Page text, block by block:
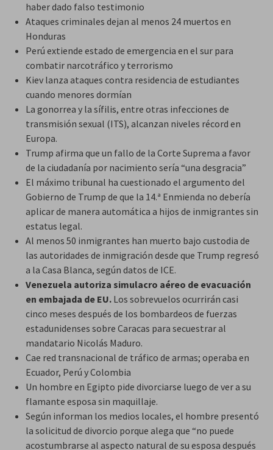
haber dado falso testimonio
Ataques criminales dejan al menos 24 muertos en
Honduras
Perú extiende estado de emergencia en el sur para
combatir narcotráfico y terrorismo
Kiev lanza ataques contra residencia de estudiantes
cuando menores dormían
La gonorrea y la sífilis, entre otras infecciones de
transmisión sexual (ITS), alcanzan niveles récord en
Europa.
Trump afirma que un fallo de la Corte Suprema a favor
de la ciudadanía por nacimiento sería “una desgracia”
El máximo tribunal ha cuestionado el argumento del
Gobierno de Trump de que la 14.ª Enmienda no debería
aplicar de manera automática a hijos de inmigrantes sin
estatus legal.
Al menos 50 inmigrantes han muerto bajo custodia de
las autoridades de inmigración desde que Trump regresó
a la Casa Blanca, según datos de ICE.
Venezuela autoriza simulacro aéreo de evacuación
en embajada de EU.Los sobrevuelos ocurrirán casi
cinco meses después de los bombardeos de fuerzas
estadunidenses sobre Caracas para secuestrar al
mandatario Nicolás Maduro.
Cae red transnacional de tráfico de armas; operaba en
Ecuador, Perú y Colombia
Un hombre en Egipto pide divorciarse luego de ver a su
flamante esposa sin maquillaje.
Según informan los medios locales, el hombre presentó
la solicitud de divorcio porque alega que “no puede
acostumbrarse al aspecto natural de su esposa después